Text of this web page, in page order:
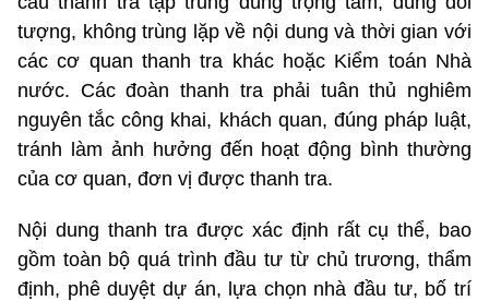
tượng, không trùng lặp về nội dung và thời gian với
các cơ quan thanh tra khác hoặc Kiểm toán Nhà
nước. Các đoàn thanh tra phải tuân thủ nghiêm
nguyên tắc công khai, khách quan, đúng pháp luật,
tránh làm ảnh hưởng đến hoạt động bình thường
của cơ quan, đơn vị được thanh tra.
Nội dung thanh tra được xác định rất cụ thể, bao
gồm toàn bộ quá trình đầu tư từ chủ trương, thẩm
định, phê duyệt dự án, lựa chọn nhà đầu tư, bố trí